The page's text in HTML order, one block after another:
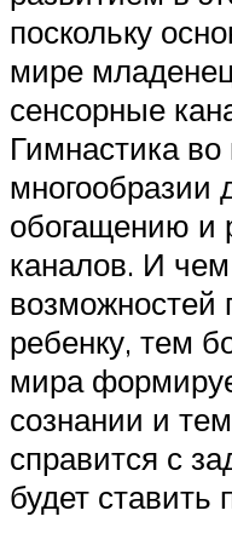
поскольку
мире
сенсорные
Гимнастика
многообразии
обогащению и
каналов. И
возможностей
ребенку, тем
мира
сознании и
справится с
будет ставить